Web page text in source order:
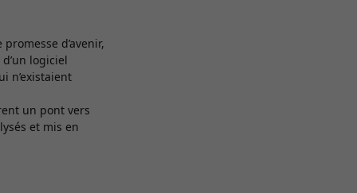
d’avenir,
logiciel
n’existaient
un pont vers
et mis en